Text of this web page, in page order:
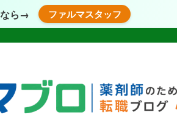
なら→ ファルマスタッフ